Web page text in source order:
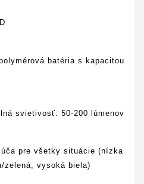
batéria s kapacitou
svietivosť: 50-200 lúmenov
pre všetky situácie (nízka
zelená, vysoká biela)